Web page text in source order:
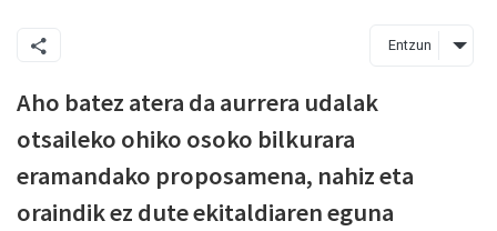
Entzun
Aho batez atera da aurrera udalak
otsaileko ohiko osoko bilkurara
eramandako proposamena, nahiz eta
oraindik ez dute ekitaldiaren eguna